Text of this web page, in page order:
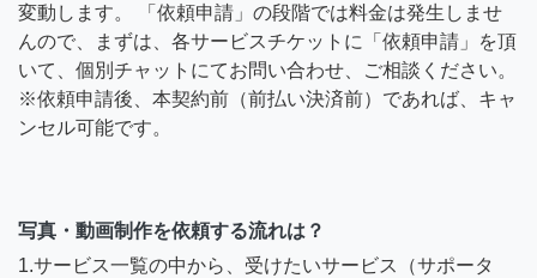
変動します。 「依頼申請」の段階では料金は発生しませ
んので、まずは、各サービスチケットに「依頼申請」を頂
いて、個別チャットにてお問い合わせ、ご相談ください。
※依頼申請後、本契約前（前払い決済前）であれば、キャ
ンセル可能です。
写真・動画制作を依頼する流れは？
1.サービス一覧の中から、受けたいサービス（サポータ